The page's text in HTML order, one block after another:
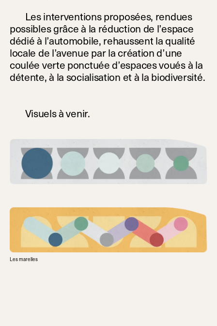
Les interventions proposées, rendues
possibles grâce à la réduction de l’espace
dédié à l’automobile, rehaussent la qualité
locale de l’avenue par la création d’une
coulée verte ponctuée d’espaces voués à la
détente, à la socialisation et à la biodiversité.
Visuels à venir.
Les marelles